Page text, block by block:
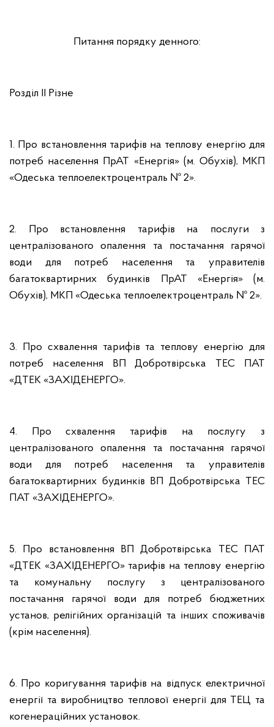
Питання порядку денного:
Розділ ІІ Різне
1. Про встановлення тарифів на теплову енергію для
потреб населення ПрАТ «Енергія» (м. Обухів), МКП
«Одеська теплоелектроцентраль № 2».
2. Про встановлення тарифів на послуги з
централізованого опалення та постачання гарячої
води для потреб населення та управителів
багатоквартирних будинків ПрАТ «Енергія» (м.
Обухів), МКП «Одеська теплоелектроцентраль № 2».
3. Про схвалення тарифів та теплову енергію для
потреб населення ВП Добротвірська ТЕС ПАТ
«ДТЕК «ЗАХІДЕНЕРГО».
4. Про схвалення тарифів на послугу з
централізованого опалення та постачання гарячої
води для потреб населення та управителів
багатоквартирних будинків ВП Добротвірська ТЕС
ПАТ «ЗАХІДЕНЕРГО».
5. Про встановлення ВП Добротвірська ТЕС ПАТ
«ДТЕК «ЗАХІДЕНЕРГО» тарифів на теплову енергію
та комунальну послугу з централізованого
постачання гарячої води для потреб бюджетних
установ, релігійних організацій та інших споживачів
(крім населення).
6. Про коригування тарифів на відпуск електричної
енергії та виробництво теплової енергії для ТЕЦ та
когенераційних установок.